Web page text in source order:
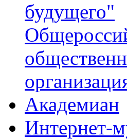
будущего"
Академиан
Интернет-